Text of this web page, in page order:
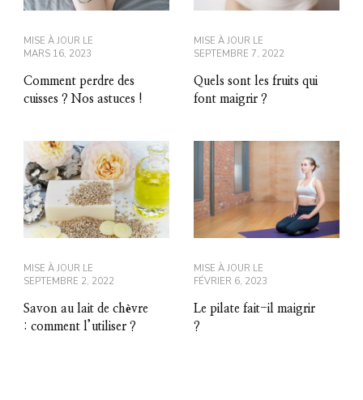
MISE À JOUR LE
MARS 16, 2023
Comment perdre des
cuisses ? Nos astuces !
MISE À JOUR LE
SEPTEMBRE 7, 2022
Quels sont les fruits qui
font maigrir ?
MISE À JOUR LE
SEPTEMBRE 2, 2022
Savon au lait de chèvre
: comment l’utiliser ?
MISE À JOUR LE
FÉVRIER 6, 2023
Le pilate fait-il maigrir
?